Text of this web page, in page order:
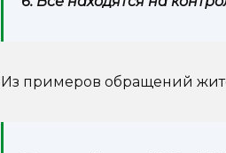
Из примеров обращений